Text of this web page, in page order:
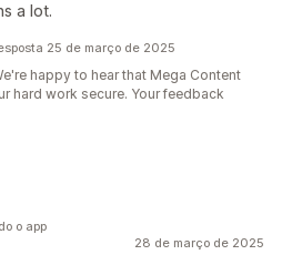
a lot.
25 de março de 2025
happy to hear that Mega Content
hard work secure. Your feedback
28 de março de 2025
o app